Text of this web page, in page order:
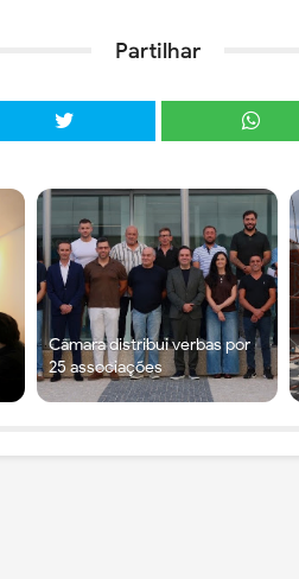
Partilhar
Câmara distribui verbas por
25 associações